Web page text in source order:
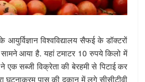
आयुर्विज्ञान विश्वविद्यालय सैफई के डॉक्टरों
सामने आया है. यहां टमाटर 10 रुपये किलो में
एक सब्जी विक्रेता की बेरहमी से पिटाई कर
घटनाक्रम पास की दुकान में लगे सीसीटीवी